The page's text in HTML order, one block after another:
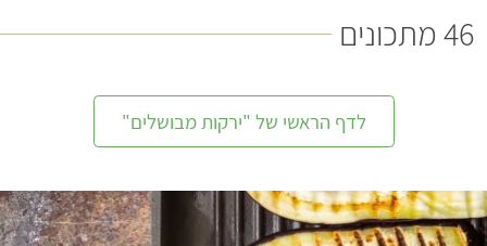
46 מתכונים
לדף הראשי של "ירקות מבושלים"